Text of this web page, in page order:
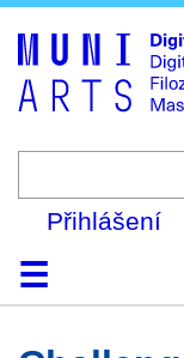
Přihlášení
DomůKolekce
Prohlížení
O